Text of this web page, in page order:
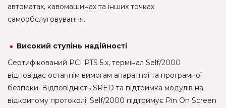
автоматах, кавомашинах та інших точках
самообслуговування.
Високий ступінь надійності
Сертифікований PCI PTS 5.x, термінал Self/2000
відповідає останнім вимогам апаратної та програмної
безпеки. Відповідність SRED та підтримка модулів на
відкритому протоколі. Self/2000 підтримує Pin On Screen